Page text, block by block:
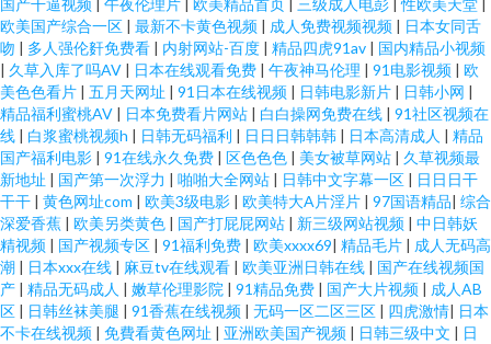
国产干逼视频 | 午夜伦理片 | 欧美精品首页 | 三级成人电彭 |性欧美天堂 |
欧美国产综合一区 | 最新不卡黄色视频 | 成人免费视频视频 | 日本女同舌
吻 | 多人强伦姧免费看 | 内射网站-百度 | 精品四虎91av | 国内精品小视频
| 久草入库了吗AV | 日本在线观看免费 | 午夜神马伦理 | 91电影视频 | 欧
美色色看片 | 五月天网址 | 91日本在线视频 | 日韩电影新片 | 日韩小网 |
精品福利蜜桃AV | 日本免费看片网站 | 白白操网免费在线 | 91社区视频在
线 | 白浆蜜桃视频h | 日韩无码福利 | 日日日韩韩韩 | 日本高清成人 | 精品
国产福利电影 | 91在线永久免费 | 区色色色 | 美女被草网站 | 久草视频最
新地址 | 国产第一次浮力 | 啪啪大全网站 | 日韩中文字幕一区 | 日日日干
干干 | 黄色网址com | 欧美3级电影 | 欧美特大A片淫片 | 97国语精品| 综合
深爱香蕉 | 欧美另类黄色 | 国产打屁屁网站 | 新三级网站视频 | 中日韩妖
精视频 | 国产视频专区 | 91福利免费 | 欧美xxxx69| 精品毛片 | 成人无码高
潮 | 日本xxx在线 | 麻豆tv在线观看 | 欧美亚洲日韩在线 | 国产在线视频国
产 | 精品无码成人 | 嫩草伦理影院 | 91精品免费 | 国产大片视频 | 成人AB
区 | 日韩丝袜美腿 | 91香蕉在线视频 | 无码一区二区三区 | 四虎激情| 日本
不卡在线视频 | 免費看黄色网址 | 亚洲欧美国产视频 | 日韩三级中文 | 日